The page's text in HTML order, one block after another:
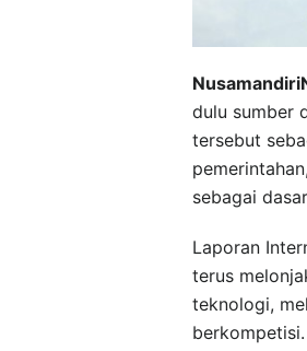
dulu sumber
tersebut
sebagai
Laporan
terus
teknologi,
berkompetisi.